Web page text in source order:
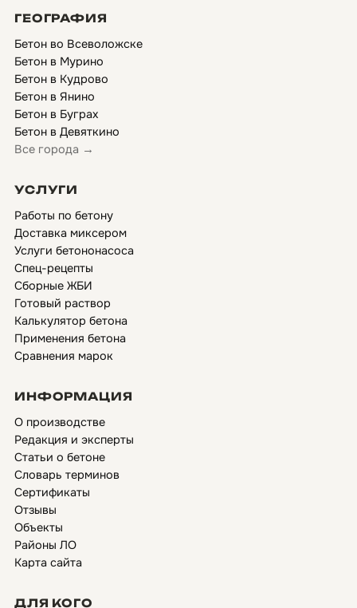
ГЕОГРАФИЯ
Бетон во Всеволожске
Бетон в Мурино
Бетон в Кудрово
Бетон в Янино
Бетон в Буграх
Бетон в Девяткино
Все города →
УСЛУГИ
Работы по бетону
Доставка миксером
Услуги бетононасоса
Спец-рецепты
Сборные ЖБИ
Готовый раствор
Калькулятор бетона
Применения бетона
Сравнения марок
ИНФОРМАЦИЯ
О производстве
Редакция и эксперты
Статьи о бетоне
Словарь терминов
Сертификаты
Отзывы
Объекты
Районы ЛО
Карта сайта
ДЛЯ КОГО